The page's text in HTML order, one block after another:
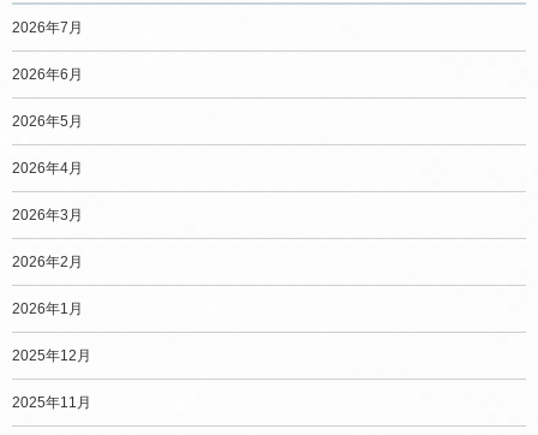
2026年7月
2026年6月
2026年5月
2026年4月
2026年3月
2026年2月
2026年1月
2025年12月
2025年11月